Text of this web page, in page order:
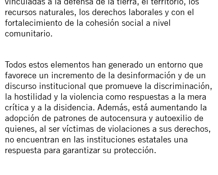
recursos naturales, los derechos laborales y con el
fortalecimiento de la cohesión social a nivel
comunitario.
Todos estos elementos han generado un entorno que
favorece un incremento de la desinformación y de un
discurso institucional que promueve la discriminación,
la hostilidad y la violencia como respuestas a la mera
crítica y a la disidencia. Además, está aumentando la
adopción de patrones de autocensura y autoexilio de
quienes, al ser víctimas de violaciones a sus derechos,
no encuentran en las instituciones estatales una
respuesta para garantizar su protección.